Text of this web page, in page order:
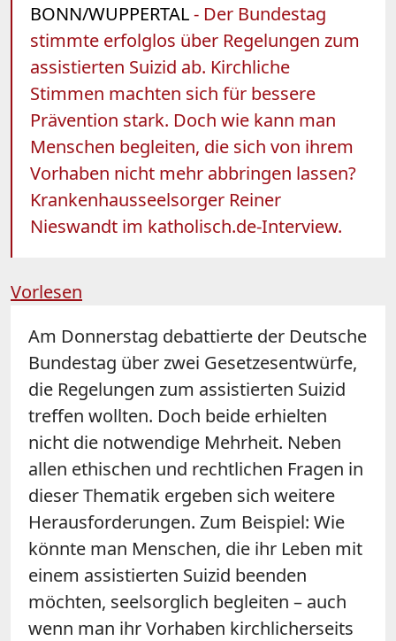
BONN/WUPPERTAL- Der Bundestag
stimmte erfolglos über Regelungen zum
assistierten Suizid ab. Kirchliche
Stimmen machten sich für bessere
Prävention stark. Doch wie kann man
Menschen begleiten, die sich von ihrem
Vorhaben nicht mehr abbringen lassen?
Krankenhausseelsorger Reiner
Nieswandt im katholisch.de-Interview.
Vorlesen
Am Donnerstag debattierte der Deutsche
Bundestag über zwei Gesetzesentwürfe,
die Regelungen zum assistierten Suizid
treffen wollten. Doch beide erhielten
nicht die notwendige Mehrheit. Neben
allen ethischen und rechtlichen Fragen in
dieser Thematik ergeben sich weitere
Herausforderungen. Zum Beispiel: Wie
könnte man Menschen, die ihr Leben mit
einem assistierten Suizid beenden
möchten, seelsorglich begleiten – auch
wenn man ihr Vorhaben kirchlicherseits